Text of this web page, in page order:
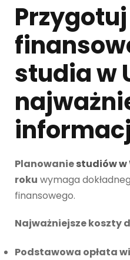
studia w
Planowaniestudiów w
roku wymaga
finansowego.
Najważniejsze koszty
Podstawowa opłata